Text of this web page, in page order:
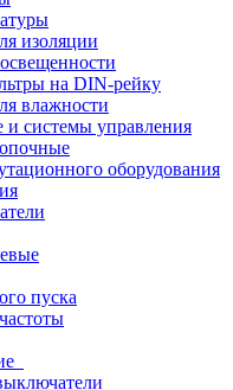
изоляции
на DIN-рейку
влажности
и системы управления
оборудования
пуска